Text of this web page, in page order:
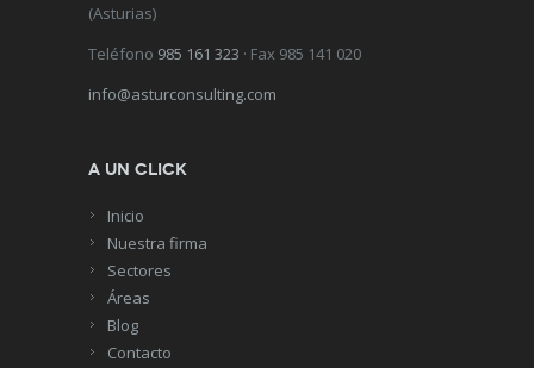
(Asturias)
Teléfono 985 161 323 · Fax 985 141 020
info@asturconsulting.com
A UN CLICK
Inicio
Nuestra firma
Sectores
Áreas
Blog
Contacto